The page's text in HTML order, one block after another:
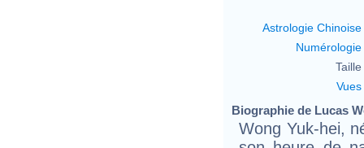
Astrologie Chinoise
Numérologie
Taille
Vues
Biographie de Lucas
Wong Yuk-hei,